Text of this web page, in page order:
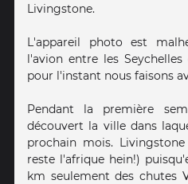
Livingstone.
L'appareil photo est
l'avion entre les
pour l'instant nous faisons
Pendant la première
découvert la ville dans
prochain mois.
reste l'afrique hein!)
km seulement des chutes